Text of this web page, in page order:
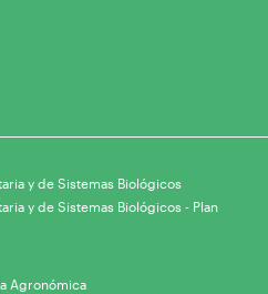
y de Sistemas Biológicos
y de Sistemas Biológicos - Plan
Agronómica